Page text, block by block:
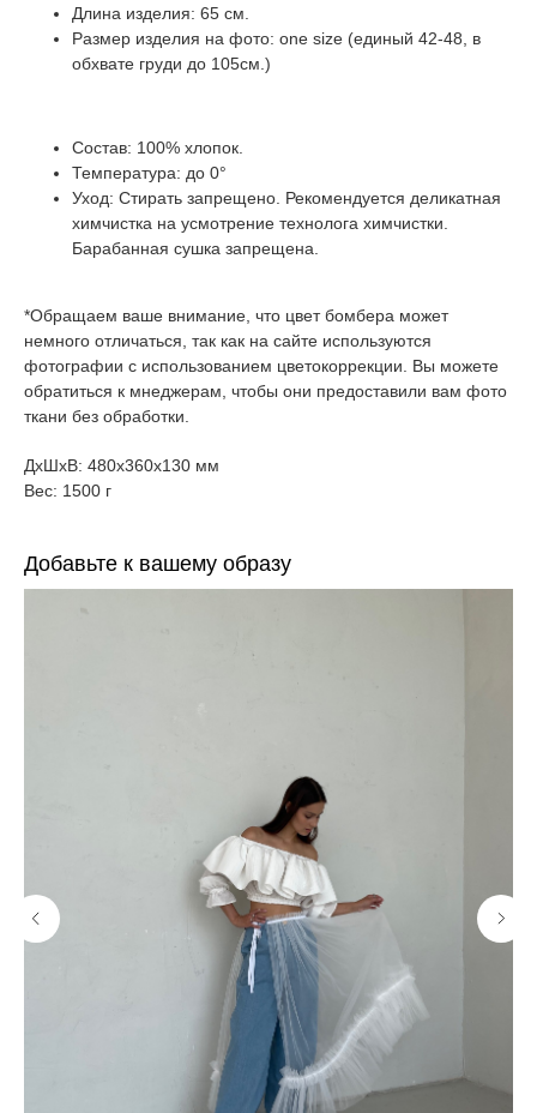
Длина изделия: 65 см.
Размер изделия на фото: one size (единый 42-48, в
обхвате груди до 105см.)
Состав: 100% хлопок.
Температура: до 0°
Уход: Стирать запрещено. Рекомендуется деликатная
химчистка на усмотрение технолога химчистки.
Барабанная сушка запрещена.
*Обращаем ваше внимание, что цвет бомбера может
немного отличаться, так как на сайте используются
фотографии с использованием цветокоррекции. Вы можете
обратиться к мнеджерам, чтобы они предоставили вам фото
ткани без обработки.
ДxШxВ: 480x360x130 мм
Вес: 1500 г
Добавьте к вашему образу